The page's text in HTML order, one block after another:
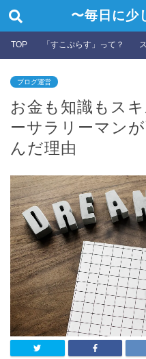
〜毎日に少
TOP 「すこぷらす」って？
ブログ運営
お金も知識もス
ーサラリーマン
んだ理由